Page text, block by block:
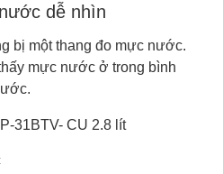
dễ nhìn
bị một thang đo mực nước.
mực nước ở trong bình